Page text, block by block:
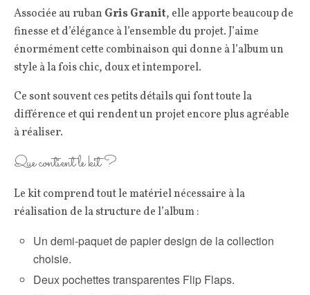
Associée au ruban Gris Granit, elle apporte beaucoup de
finesse et d’élégance à l’ensemble du projet. J’aime
énormément cette combinaison qui donne à l’album un
style à la fois chic, doux et intemporel.
Ce sont souvent ces petits détails qui font toute la
différence et qui rendent un projet encore plus agréable
à réaliser.
Que contient le kit ?
Le kit comprend tout le matériel nécessaire à la
réalisation de la structure de l’album :
Un demi-paquet de papier design de la collection
choisie.
Deux pochettes transparentes Flip Flaps.